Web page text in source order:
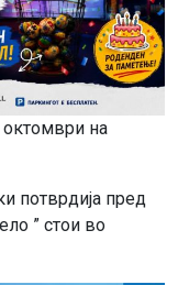
октомври на
потврдија пред
” стои во